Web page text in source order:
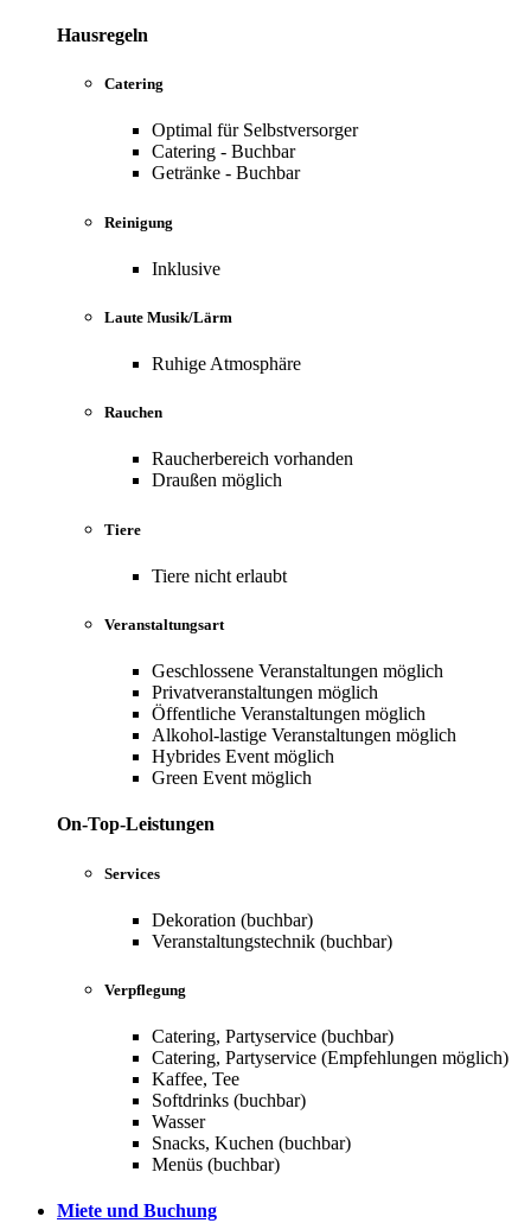
Hausregeln
Catering
Optimal für Selbstversorger
Catering - Buchbar
Getränke - Buchbar
Reinigung
Inklusive
Laute Musik/Lärm
Ruhige Atmosphäre
Rauchen
Raucherbereich vorhanden
Draußen möglich
Tiere
Tiere nicht erlaubt
Veranstaltungsart
Geschlossene Veranstaltungen möglich
Privatveranstaltungen möglich
Öffentliche Veranstaltungen möglich
Alkohol-lastige Veranstaltungen möglich
Hybrides Event möglich
Green Event möglich
On-Top-Leistungen
Services
Dekoration (buchbar)
Veranstaltungstechnik (buchbar)
Verpflegung
Catering, Partyservice (buchbar)
Catering, Partyservice (Empfehlungen möglich)
Kaffee, Tee
Softdrinks (buchbar)
Wasser
Snacks, Kuchen (buchbar)
Menüs (buchbar)
Miete und Buchung